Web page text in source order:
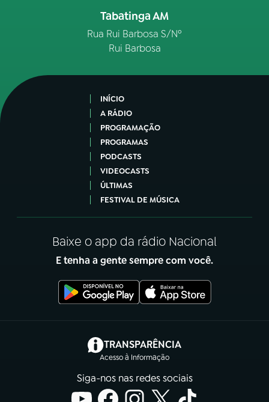
Tabatinga AM
Rua Rui Barbosa S/Nº
Rui Barbosa
INÍCIO
A RÁDIO
PROGRAMAÇÃO
PROGRAMAS
PODCASTS
VIDEOCASTS
ÚLTIMAS
FESTIVAL DE MÚSICA
Baixe o app da rádio Nacional
E tenha a gente sempre com você.
TRANSPARÊNCIA
Acesso à Informação
(abre em nova aba)
Siga-nos nas redes sociais